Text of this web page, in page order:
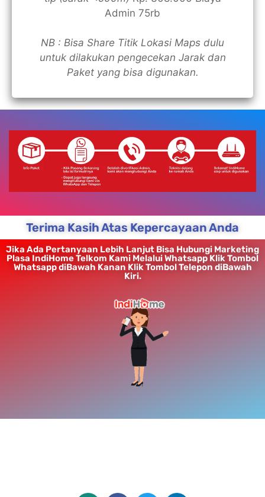
Admin 75rb
NB : Bisa Share Titik Lokasi Maps dulu
untuk dilakukan pengecekan Jarak dan
Paket yang bisa digunakan.
Terima Kasih Atas Kepercayaan Anda
Jika Ada Pertanyaan Lebih Lanjut Bisa Hubungi Marketing
Plasa IndiHome Telkom Kami Melalui Whatsapp Klik Tombol
Whatsapp diBawah Kanan Klik Tombol Telepon diBawah
Kiri.